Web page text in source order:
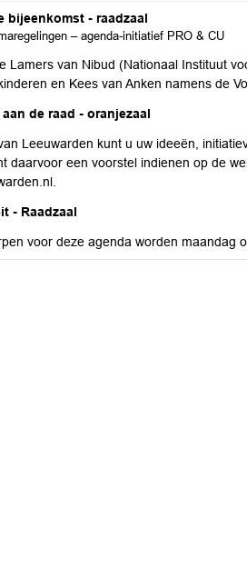
bijeenkomst - raadzaal
– agenda-initiatief PRO & CU
2026
Lamers van Nibud (Nationaal Instituut
en Kees van Anken namens de
de raad - oranjezaal
2026
Leeuwarden kunt u uw ideeën,
daarvoor een voorstel indienen op de
- Raadzaal
2026
voor deze agenda worden maandag